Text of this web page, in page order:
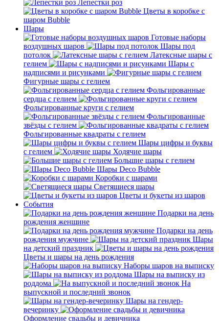
Лепестки роз
Цветы в коробке с
шаром Bubble
Шары
Готовые наборы
воздушных шаров
Шары под
потолок
Латексные шары с
гелием
Шары с
надписями и рисунками
Фигурные шары с гелием
Фольгированные
сердца с гелием
Фольгированные круги с гелием
Фольгированные
звёзды с гелием
Фольгированные квадраты с гелием
Шары цифры и буквы
с гелием
Ходячие шары
Большие шары с гелием
Шары Deco Bubble
Коробки с шарами
Светящиеся шары
Цветы и букеты из шаров
События
Подарки на день
рождения женщине
Подарки на день
рождения мужчине
Шары
на детский праздник
Цветы и шары на день рождения
Наборы шаров на выписку
Шары на выписку из
роддома
На
выпускной и последний звонок
Шары на гендер-
вечеринку
Оформление свадьбы и девичника